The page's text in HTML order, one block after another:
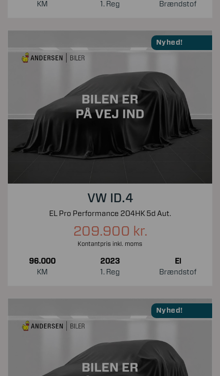
KM
1. Reg
Brændstof
Nyhed!
VW ID.4
EL Pro Performance 204HK 5d Aut.
209.900 kr.
Kontantpris inkl. moms
96.000
KM
2023
1. Reg
El
Brændstof
Nyhed!